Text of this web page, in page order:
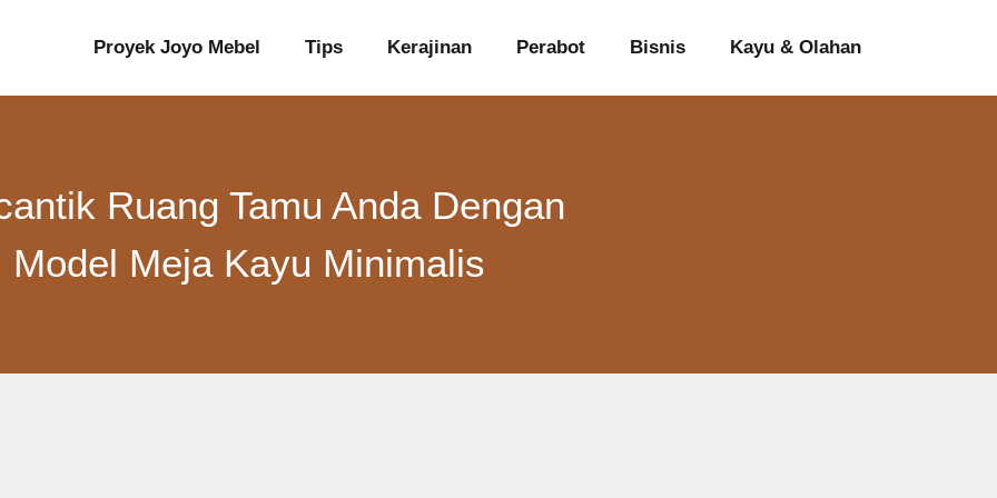
Proyek Joyo Mebel Tips Kerajinan Perabot Bisnis Kayu & Olahan
Ruang Tamu Anda Dengan
Model Meja Kayu Minimalis